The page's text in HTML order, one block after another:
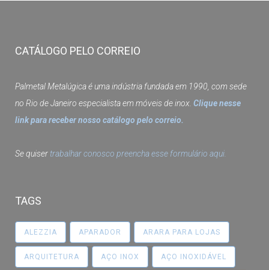
CATÁLOGO PELO CORREIO
Palmetal Metalúgica é uma indústria fundada em 1990, com sede
no Rio de Janeiro especialista em móveis de inox. Clique nesse
link para receber nosso catálogo pelo correio.
Se quisertrabalhar conosco preencha esse formulário aqui.
TAGS
ALEZZIA APARADOR ARARA PARA LOJAS
ARQUITETURA AÇO INOX AÇO INOXIDÁVEL